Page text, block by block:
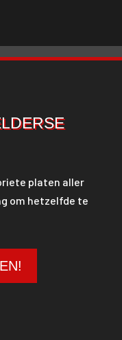
platen aller
om hetzelfde te